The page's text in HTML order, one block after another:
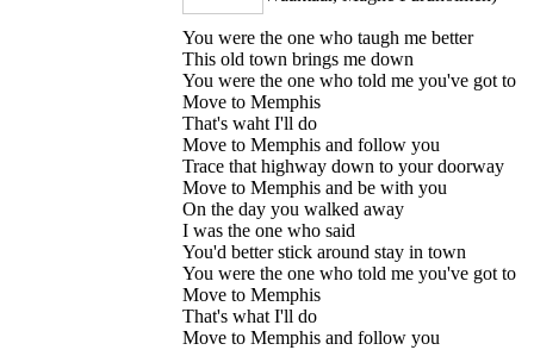
You were the one who taugh me better
This old town brings me down
You were the one who told me you've got to
Move to Memphis
That's waht I'll do
Move to Memphis and follow you
Trace that highway down to your doorway
Move to Memphis and be with you
On the day you walked away
I was the one who said
You'd better stick around stay in town
You were the one who told me you've got to
Move to Memphis
That's what I'll do
Move to Memphis and follow you